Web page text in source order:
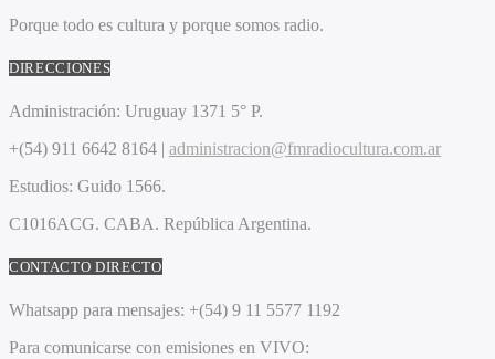
Porque todo es cultura y porque somos radio.
DIRECCIONES
Administración: Uruguay 1371 5° P.
+(54) 911 6642 8164 | administracion@fmradiocultura.com.ar
Estudios: Guido 1566.
C1016ACG. CABA. República Argentina.
CONTACTO DIRECTO
Whatsapp para mensajes: +(54) 9 11 5577 1192
Para comunicarse con emisiones en VIVO: